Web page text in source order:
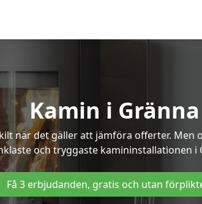
Kamin i Gränna
när det gäller att jämföra offerter.
och tryggaste kamininstallationen i
Få 3 erbjudanden, gratis och utan